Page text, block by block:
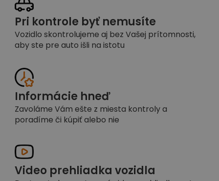
Pri kontrole byť nemusíte
Vozidlo skontrolujeme aj bez Vašej prítomnosti,
aby ste pre auto išli na istotu
Informácie hneď
Zavoláme Vám ešte z miesta kontroly a
poradíme či kúpiť alebo nie
Video prehliadka vozidla